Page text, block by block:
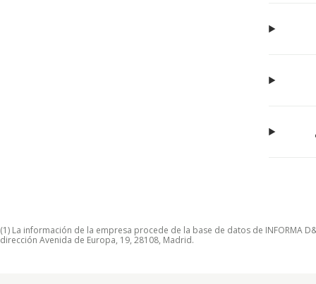
(1) La información de la empresa procede de la base de datos de INFORMA
dirección Avenida de Europa, 19, 28108, Madrid.